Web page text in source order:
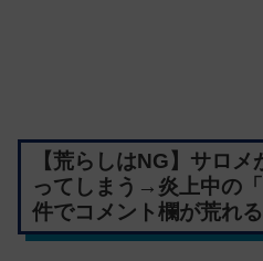
【荒らしはNG】サロ
ってしまう→炎上中の
件でコメント欄が荒れる